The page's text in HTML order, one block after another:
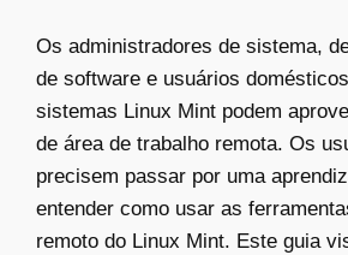
Os administradores de sistema,
de software e usuários
sistemas Linux Mint podem
de área de trabalho remota. Os
precisem passar por uma
entender como usar as
remoto do Linux Mint. Este guia